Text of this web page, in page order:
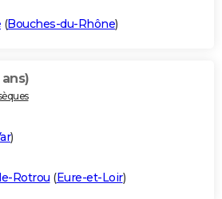
(Bouches-du-Rhône)
)
Rotrou (Eure-et-Loir)